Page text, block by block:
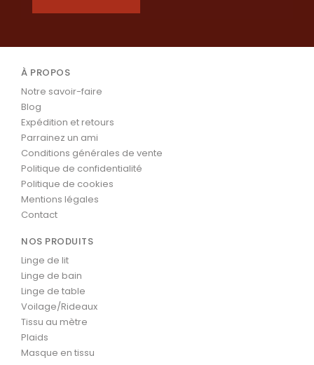
À PROPOS
Notre savoir-faire
Blog
Expédition et retours
Parrainez un ami
Conditions générales de vente
Politique de confidentialité
Politique de cookies
Mentions légales
Contact
NOS PRODUITS
Linge de lit
Linge de bain
Linge de table
Voilage/Rideaux
Tissu au mètre
Plaids
Masque en tissu